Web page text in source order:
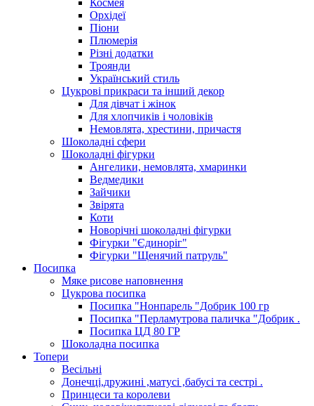
Космея
Орхідеї
Піони
Плюмерія
Різні додатки
Троянди
Український стиль
Цукрові прикраси та інший декор
Для дівчат і жінок
Для хлопчиків і чоловіків
Немовлята, хрестини, причастя
Шоколадні сфери
Шоколадні фігурки
Ангелики, немовлята, хмаринки
Ведмедики
Зайчики
Звірята
Коти
Новорічні шоколадні фігурки
Фігурки "Єдиноріг"
Фігурки "Щенячий патруль"
Посипка
Мяке рисове наповнення
Цукрова посипка
Посипка "Нонпарель "Добрик 100 гр
Посипка "Перламутрова паличка "Добрик .
Посипка ЦД 80 ГР
Шоколадна посипка
Топери
Весільні
Донечці,дружині ,матусі ,бабусі та сестрі .
Принцеси та королеви